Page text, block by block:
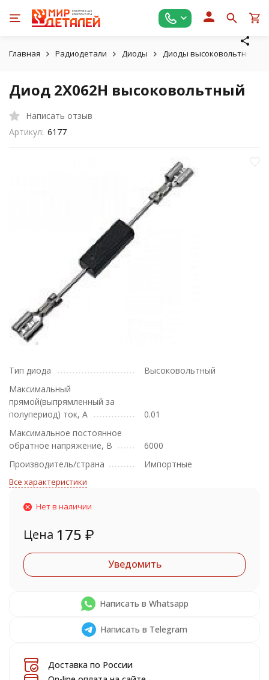
Главная Радиодетали Диоды Диоды высоковольтные
Диод 2X062H высоковольтный
Написать отзыв
Артикул: 6177
Тип диода
Высоковольтный
Максимальный
прямой(выпрямленный за
полупериод) ток, А
0.01
Максимальное постоянное
обратное напряжение, В
6000
Производитель/страна
Импортные
Все характеристики
Нет в наличии
Цена 175 ₽
Уведомить
Написать в Whatsapp
Написать в Telegram
Доставка по России